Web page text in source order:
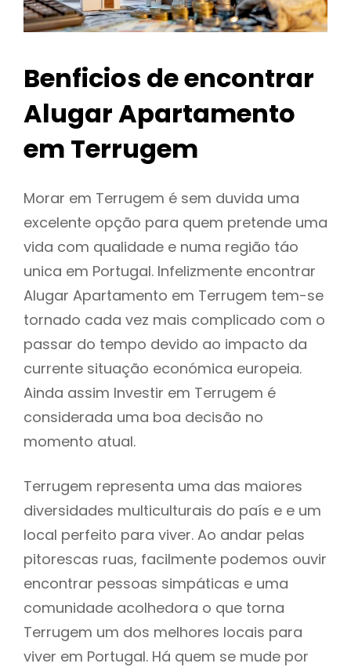
Benficios de encontrar
Alugar Apartamento
em Terrugem
Morar em Terrugem é sem duvida uma
excelente opção para quem pretende uma
vida com qualidade e numa região táo
unica em Portugal. Infelizmente encontrar
Alugar Apartamento em Terrugem tem-se
tornado cada vez mais complicado com o
passar do tempo devido ao impacto da
currente situação económica europeia.
Ainda assim Investir em Terrugem é
considerada uma boa decisão no
momento atual.
Terrugem representa uma das maiores
diversidades multiculturais do país e e um
local perfeito para viver. Ao andar pelas
pitorescas ruas, facilmente podemos ouvir
encontrar pessoas simpáticas e uma
comunidade acolhedora o que torna
Terrugem um dos melhores locais para
viver em Portugal. Há quem se mude por